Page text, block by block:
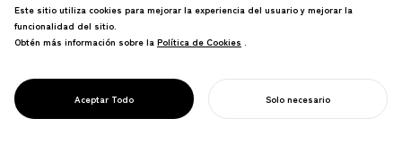
PROJECT
SUZUKO
Kidogawa de Fukushima. Símbolo de la
desarrollado bajo la supervisión del
chef principal de Kyoto Kitcho.
Este sitio utiliza cookies para mejorar la experiencia del usuario y mejorar la
funcionalidad del sitio.
Obtén más información sobre la Política de Cookies
Política de Cookies .
Aceptar Todo Solo necesario